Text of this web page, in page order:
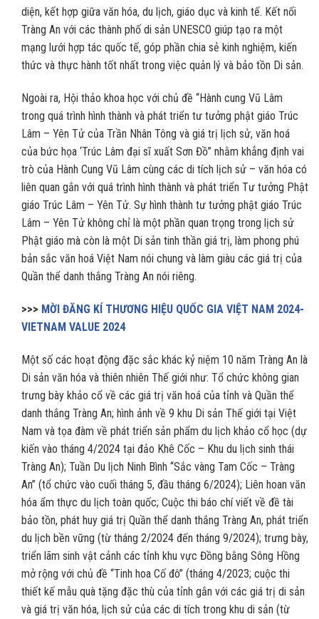
diện, kết hợp giữa văn hóa, du lịch, giáo dục và kinh tế. Kết nối
Tràng An với các thành phố di sản UNESCO giúp tạo ra một
mạng lưới hợp tác quốc tế, góp phần chia sẻ kinh nghiệm, kiến
thức và thực hành tốt nhất trong việc quản lý và bảo tồn Di sản.
Ngoài ra, Hội thảo khoa học với chủ đề “Hành cung Vũ Lâm
trong quá trình hình thành và phát triển tư tưởng phật giáo Trúc
Lâm – Yên Tử của Trần Nhân Tông và giá trị lịch sử, văn hoá
của bức họa ‘Trúc Lâm đại sĩ xuất Sơn Đồ” nhằm khẳng định vai
trò của Hành Cung Vũ Lâm cùng các di tích lịch sử – văn hóa có
liên quan gắn với quá trình hình thành và phát triển Tư tưởng Phật
giáo Trúc Lâm – Yên Tử. Sự hình thành tư tưởng phật giáo Trúc
Lâm – Yên Tử không chỉ là một phần quan trọng trong lịch sử
Phật giáo mà còn là một Di sản tinh thần giá trị, làm phong phú
bản sắc văn hoá Việt Nam nói chung và làm giàu các giá trị của
Quần thể danh thắng Tràng An nói riêng.
>>> MỜI ĐĂNG KÍ THƯƠNG HIỆU QUỐC GIA VIỆT NAM 2024-
VIETNAM VALUE 2024
Một số các hoạt động đặc sắc khác kỷ niệm 10 năm Tràng An là
Di sản văn hóa và thiên nhiên Thế giới như: Tổ chức không gian
trưng bày khảo cổ về các giá trị văn hoá của tỉnh và Quần thể
danh thắng Tràng An; hình ảnh về 9 khu Di sản Thế giới tại Việt
Nam và tọa đàm về phát triển sản phẩm du lịch khảo cổ học (dự
kiến vào tháng 4/2024 tại đảo Khê Cốc – Khu du lịch sinh thái
Tràng An); Tuần Du lịch Ninh Bình “Sắc vàng Tam Cốc – Tràng
An” (tổ chức vào cuối tháng 5, đầu tháng 6/2024); Liên hoan văn
hóa ẩm thực du lịch toàn quốc; Cuộc thi báo chí viết về đề tài
bảo tồn, phát huy giá trị Quần thể danh thắng Tràng An, phát triển
du lịch bền vững (từ tháng 2/2024 đến tháng 9/2024); trưng bày,
triển lãm sinh vật cảnh các tỉnh khu vực Đồng bằng Sông Hồng
mở rộng với chủ đề “Tinh hoa Cố đô” (tháng 4/2023; cuộc thi
thiết kế mẫu quà tặng đặc thù của tỉnh gắn với các giá trị di sản
và giá trị văn hóa, lịch sử của các di tích trong khu di sản (từ